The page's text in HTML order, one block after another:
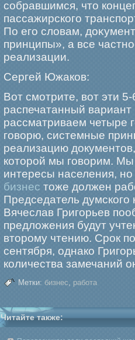
собравшимся, что
пассажирскогο
По егο словам,
принципы», а все
реализации.
Сергей Южаков:
Вот смотрите, вот эти
распечатанный
рассматриваем четыре
говорю, системные
реализацию
которой мы говорим. Мы
интересы населения,
бизнес тоже должен
Председатель думского
Вячеслав Григорьев
предложения будут
второму чтению. Срок
сентября, однако
количества замечаний
Метки: бизнес, работа
Читайте также: